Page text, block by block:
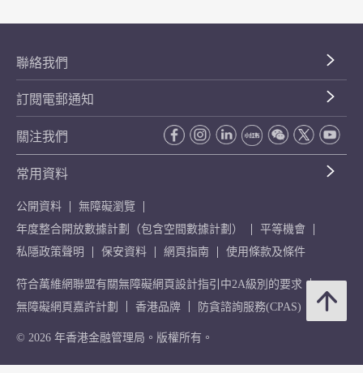
聯絡我們
訂閱電郵通知
關注我們
常用資料
公開資料
無障礙瀏覽
年度整合開放數據計劃（包含空間數據計劃）
平等機會
私隱政策聲明
保安資料 網頁指南 使用條款及條件
符合萬維網聯盟有關無障礙網頁設計指引中2A級別的要求
無障礙網頁嘉許計劃
香港品牌 防貪諮詢服務(CPAS)
© 2026 年香港金融管理局。版權所有。